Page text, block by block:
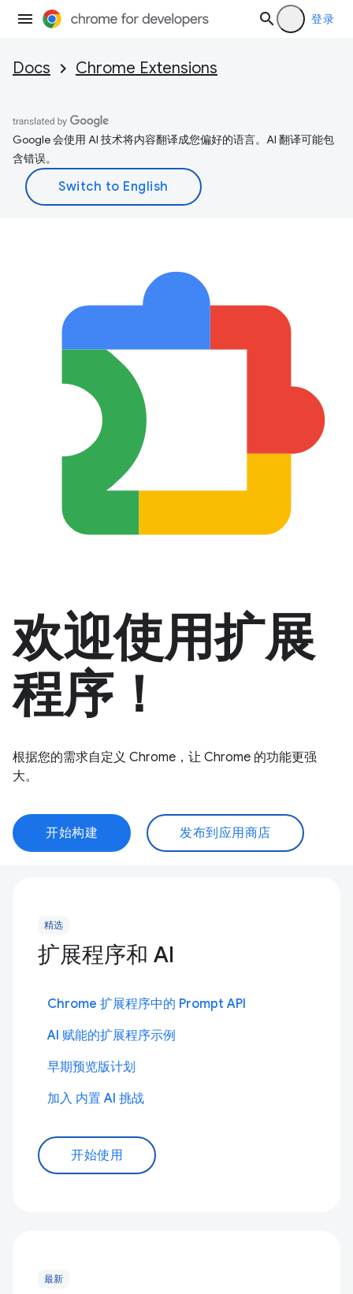
登录
Docs Chrome Extensions
Google 会使用 AI 技术将内容翻译成您偏好的语言。AI 翻译可能包
含错误。
欢迎使用扩展
程序！
根据您的需求自定义 Chrome，让 Chrome 的功能更强
大。
开始构建 发布到应用商店
精选
扩展程序和 AI
Chrome 扩展程序中的 Prompt API
AI 赋能的扩展程序示例
早期预览版计划
加入 内置 AI 挑战
开始使用
最新